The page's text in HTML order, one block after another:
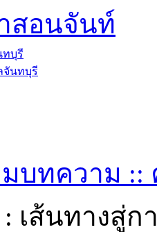
สอนจันท์
บุรี
นทบุรี
บทความ
: เส้นทางสู่